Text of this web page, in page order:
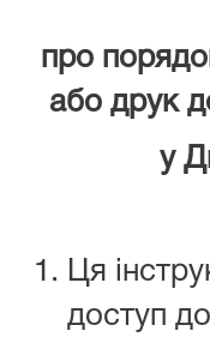
про
або друк
у
Ця
доступ